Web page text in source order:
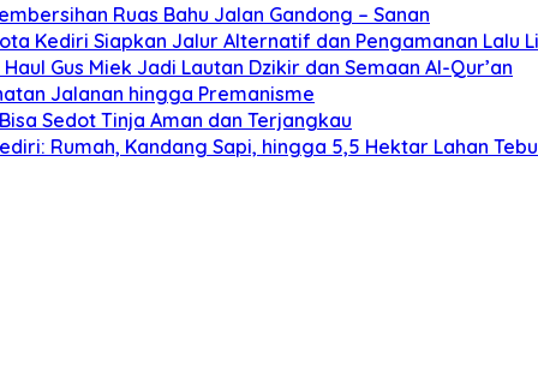
Ruas Bahu Jalan Gandong – Sanan
Kediri Siapkan Jalur Alternatif dan Pengamanan Lalu
Gus Miek Jadi Lautan Dzikir dan Semaan Al-Qur’an
Jalanan hingga Premanisme
Sedot Tinja Aman dan Terjangkau
Rumah, Kandang Sapi, hingga 5,5 Hektar Lahan